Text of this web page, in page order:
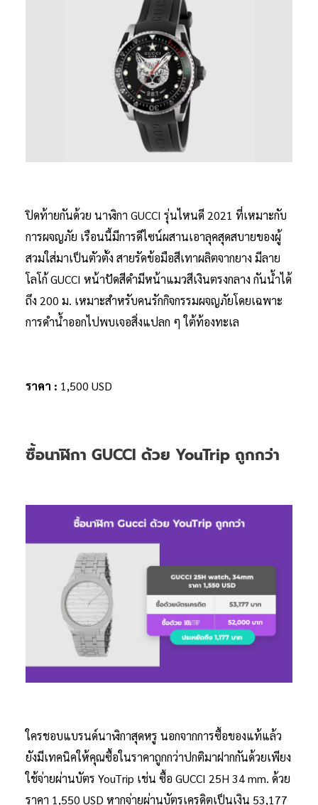
ปิดท้ายกันด้วย นาฬิกา GUCCI รุ่นไหนดี 2021 ที่เหมาะกับ
การผจญภัย เรือนนี้มีการดีไซน์ผสานเอาลุคสุดสบายของผู้
สวมใส่มาเป็นตัวตั้ง สายรัดข้อมือสีเทาผลิตจากยาง มีลาย
โลโก้ GUCCI หน้าปัดสีดำมีหน้าแมวสีเงินตรงกลาง กันน้ำได้
ถึง 200 ม. เหมาะสำหรับคนรักกิจกรรมผจญภัยโดยเฉพาะ
การดำน้ำออกไปพบเจอสิ่งแปลก ๆ ใต้ท้องทะเล
ราคา : 1,500 USD
ซื้อนาฬิกา GUCCI ด้วย YouTrip ถูกกว่า
ใครชอบแบรนด์นาฬิกาสุดหรู นอกจากการซื้อของแท้แล้ว
ยังมีเทคนิคให้คุณซื้อในราคาถูกกว่าปกติมาฝากกันด้วยเพียง
ใช้จ่ายผ่านบัตร YouTrip เช่น ซื้อ GUCCI 25H 34 mm. ด้วย
ราคา 1,550 USD หากจ่ายผ่านบัตรเครดิตเป็นเงิน 53,177